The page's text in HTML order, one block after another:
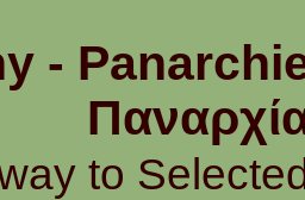
-
to